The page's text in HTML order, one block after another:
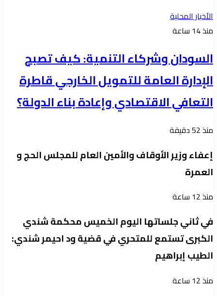
الأخبار المحلية
منذ 14 ساعة
السودان وشركاء التنمية: كيف تصبح
الإدارة العامة للتمويل الخارجي قاطرة
التعافي الاقتصادي وإعادة بناء الدولة؟
منذ 52 دقيقة
إعفاء وزير الأوقاف والأمين العام للمجلس الحج و
العمرة
منذ 12 ساعة
في ثاني جلساتها اليوم الخميس محكمة شندي
الكبرى تستمع للمتحري في قضية ود احيمر شندي:
الطيب إبراهيم
منذ 12 ساعة